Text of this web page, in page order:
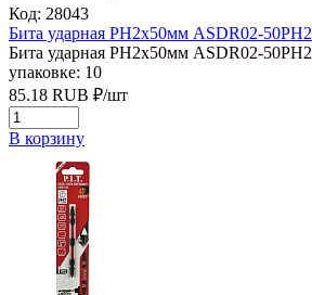
Код: 28043
Бита ударная PH2х50мм ASDR02-50PH2
Бита ударная PH2х50мм ASDR02-50PH2
упаковке: 10
85.18 RUB ₽/шт
В корзину